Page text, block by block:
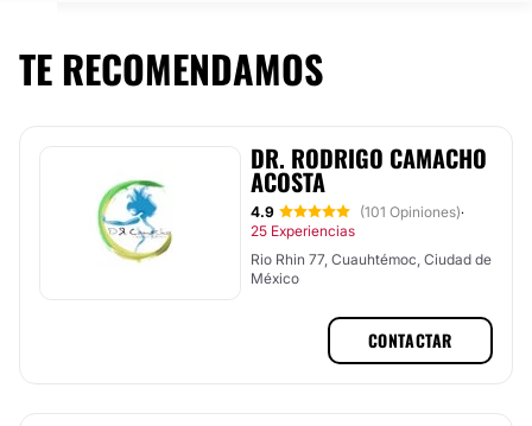
TE RECOMENDAMOS
DR. RODRIGO CAMACHO
ACOSTA
4.9 (101 Opiniones)·
25 Experiencias
Rio Rhin 77, Cuauhtémoc, Ciudad de
México
CONTACTAR